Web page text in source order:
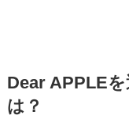
Dear APPLE
は？